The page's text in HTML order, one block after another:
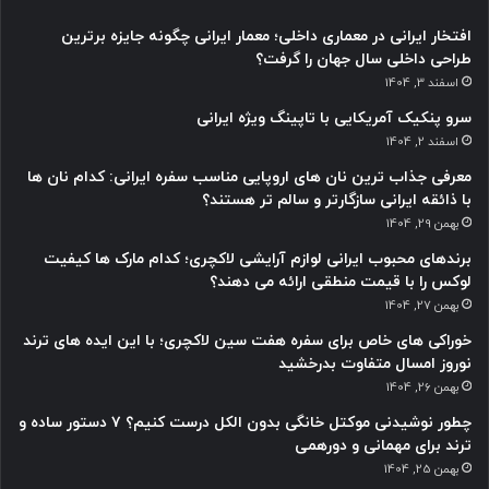
افتخار ایرانی در معماری داخلی؛ معمار ایرانی چگونه جایزه برترین
طراحی داخلی سال جهان را گرفت؟
اسفند 3, 1404
سرو پنکیک آمریکایی با تاپینگ ویژه ایرانی
اسفند 2, 1404
معرفی جذاب ترین نان های اروپایی مناسب سفره ایرانی: کدام نان ها
با ذائقه ایرانی سازگارتر و سالم تر هستند؟
بهمن 29, 1404
برندهای محبوب ایرانی لوازم آرایشی لاکچری؛ کدام مارک ها کیفیت
لوکس را با قیمت منطقی ارائه می دهند؟
بهمن 27, 1404
خوراکی های خاص برای سفره هفت سین لاکچری؛ با این ایده های ترند
نوروز امسال متفاوت بدرخشید
بهمن 26, 1404
چطور نوشیدنی موکتل خانگی بدون الکل درست کنیم؟ ۷ دستور ساده و
ترند برای مهمانی و دورهمی
بهمن 25, 1404